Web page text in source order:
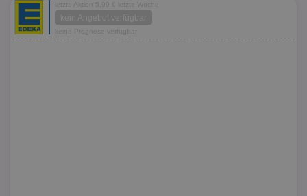
letzte Aktion 5,99 € letzte Woche
kein Angebot verfügbar
keine Prognose verfügbar